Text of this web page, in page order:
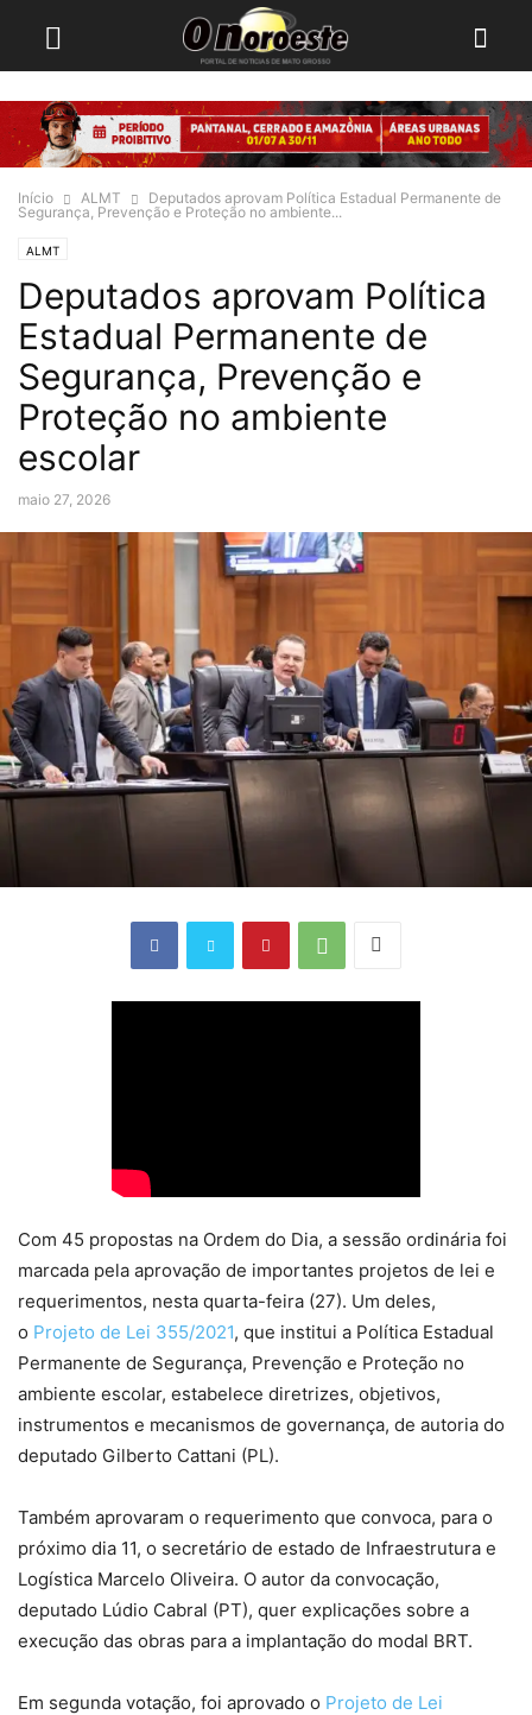
Início ALMT
Deputados aprovam Política Estadual Permanente de
Segurança, Prevenção e Proteção no ambiente...
ALMT
Deputados aprovam Política
Estadual Permanente de
Segurança, Prevenção e
Proteção no ambiente
escolar
maio 27, 2026
Com 45 propostas na Ordem do Dia, a sessão ordinária foi
marcada pela aprovação de importantes projetos de lei e
requerimentos, nesta quarta-feira (27). Um deles,
o Projeto de Lei 355/2021, que institui a Política Estadual
Permanente de Segurança, Prevenção e Proteção no
ambiente escolar, estabelece diretrizes, objetivos,
instrumentos e mecanismos de governança, de autoria do
deputado Gilberto Cattani (PL).
Também aprovaram o requerimento que convoca, para o
próximo dia 11, o secretário de estado de Infraestrutura e
Logística Marcelo Oliveira. O autor da convocação,
deputado Lúdio Cabral (PT), quer explicações sobre a
execução das obras para a implantação do modal BRT.
Em segunda votação, foi aprovado o Projeto de Lei